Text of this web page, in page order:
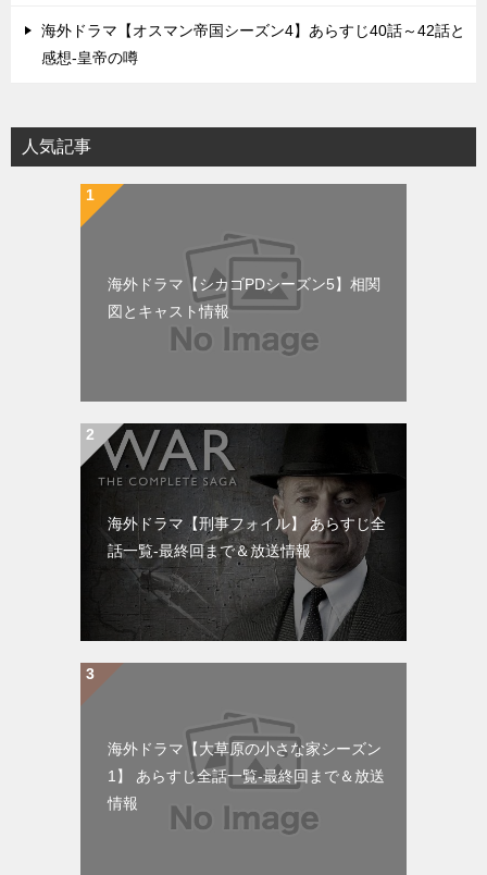
海外ドラマ【オスマン帝国シーズン4】あらすじ40話～42話と
感想-皇帝の噂
人気記事
海外ドラマ【シカゴPDシーズン5】相関
図とキャスト情報
海外ドラマ【刑事フォイル】 あらすじ全
話一覧-最終回まで＆放送情報
海外ドラマ【大草原の小さな家シーズン
1】 あらすじ全話一覧-最終回まで＆放送
情報